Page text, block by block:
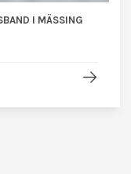
I MÄSSING